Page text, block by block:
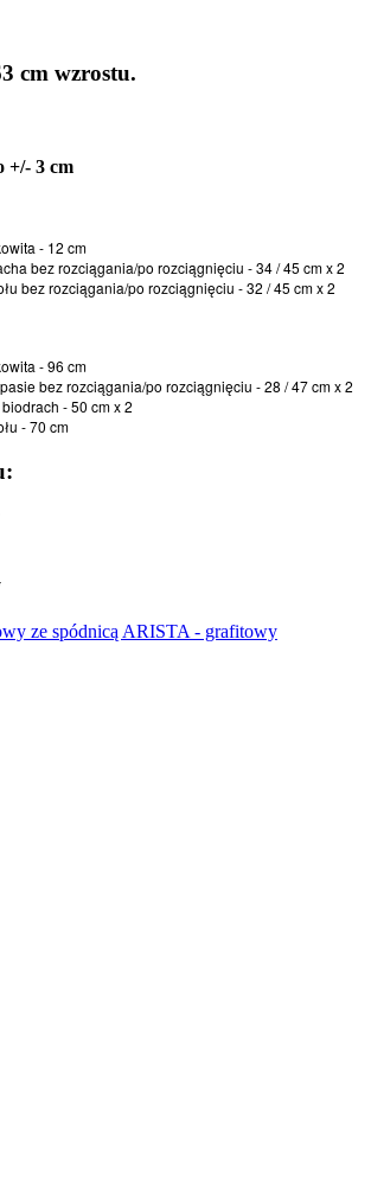
cm wzrostu.
+/- 3 cm
- 12 cm
bez rozciągania/po rozciągnięciu - 34 / 45 cm x 2
bez rozciągania/po rozciągnięciu - 32 / 45 cm x 2
- 96 cm
bez rozciągania/po rozciągnięciu - 28 / 47 cm x 2
- 50 cm x 2
- 70 cm